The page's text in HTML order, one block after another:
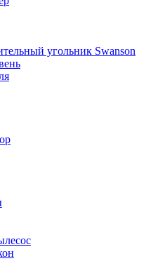
угольник Swanson